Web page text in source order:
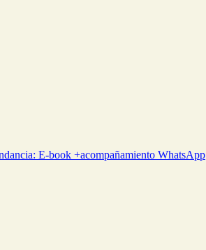
E-book +acompañamiento WhatsApp